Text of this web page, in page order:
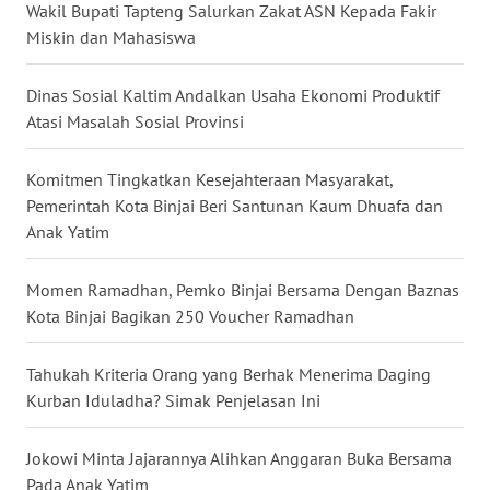
Wakil Bupati Tapteng Salurkan Zakat ASN Kepada Fakir
Miskin dan Mahasiswa
Dinas Sosial Kaltim Andalkan Usaha Ekonomi Produktif
Atasi Masalah Sosial Provinsi
Komitmen Tingkatkan Kesejahteraan Masyarakat,
Pemerintah Kota Binjai Beri Santunan Kaum Dhuafa dan
Anak Yatim
Momen Ramadhan, Pemko Binjai Bersama Dengan Baznas
Kota Binjai Bagikan 250 Voucher Ramadhan
Tahukah Kriteria Orang yang Berhak Menerima Daging
Kurban Iduladha? Simak Penjelasan Ini
Jokowi Minta Jajarannya Alihkan Anggaran Buka Bersama
Pada Anak Yatim
BENGKULU
LAMPUNG
JATENG
WN
NUSANTARA
WN
JOGJA
WN
JATIM
WN